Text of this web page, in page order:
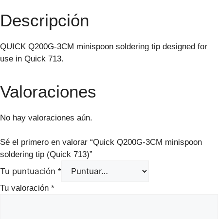
Descripción
QUICK Q200G-3CM minispoon soldering tip designed for
use in Quick 713.
Valoraciones
No hay valoraciones aún.
Sé el primero en valorar “Quick Q200G-3CM minispoon
soldering tip (Quick 713)”
Tu puntuación *
Tu valoración *